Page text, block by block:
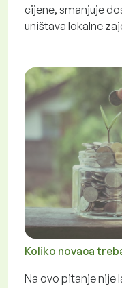
cijene, smanjuje
uništava lokalne
Koliko novaca
Na ovo pitanje nije